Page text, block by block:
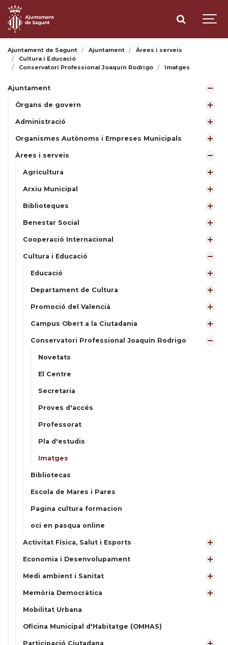
Ajuntament de Sagunt Ajuntament
Àrees i serveis
Cultura i Educació
Conservatori Professional Joaquín Rodrigo
Imatges
Ajuntament
Òrgans de govern
Administració
Organismes Autònoms i Empreses Municipals
Àrees i serveis
Agricultura
Arxiu Municipal
Biblioteques
Benestar Social
Cooperació Internacional
Cultura i Educació
Educació
Departament de Cultura
Promoció del Valencià
Campus Obert a la Ciutadania
Conservatori Professional Joaquín Rodrigo
Novetats
El Centre
Secretaria
Proves d'accés
Professorat
Pla d'estudis
Imatges
Bibliotecas
Escola de Mares i Pares
Pagina cultura formacion
oci en pasqua online
Activitat Física, Salut i Esports
Economia i Desenvolupament
Medi ambient i Sanitat
Memòria Democràtica
Mobilitat Urbana
Oficina Municipal d'Habitatge (OMHAS)
Participació Ciutadana